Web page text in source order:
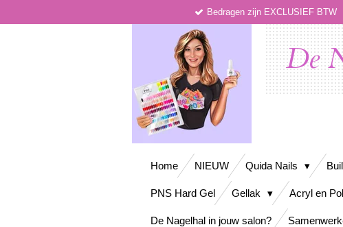
Bedragen zijn EXCLUSIEF BTW
De
Home NIEUW Quida Nails
PNS Hard Gel Gellak Acryl en
De Nagelhal in jouw salon?